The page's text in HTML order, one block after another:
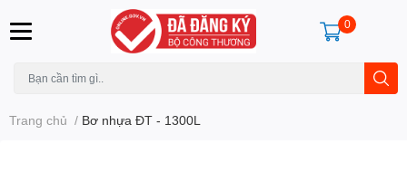
0
Trang chủ / Bơ nhựa ĐT - 1300L